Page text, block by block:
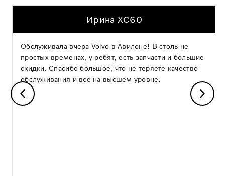
Ирина XC60
Обслуживала вчера Volvo в Авилоне! В столь не
простых временах, у ребят, есть запчасти и большие
скидки. Спасибо большое, что не теряете качество
обслуживания и все на высшем уровне.